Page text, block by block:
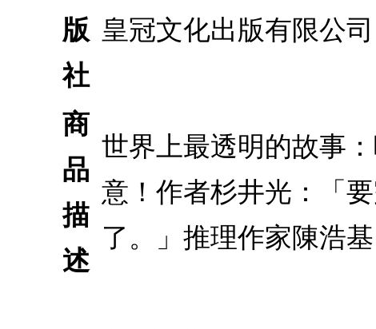
版
社
皇冠文化出版有限公司
商
品
描
述
世界上最透明的故事
意！作者杉井光：「
了。」推理作家陳浩